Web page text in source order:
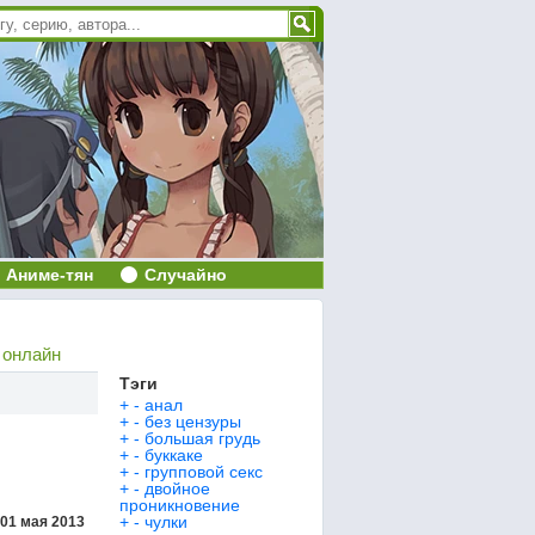
Аниме-тян Случайно
01 мая 2013
Тэги
+ - анал
+ - без цензуры
+ - большая грудь
+ - буккаке
+ - групповой секс
+ - двойное
проникновение
+ - чулки